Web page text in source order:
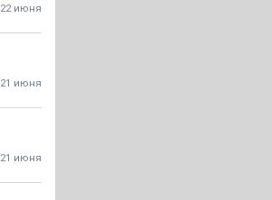
22 июня
21 июня
21 июня